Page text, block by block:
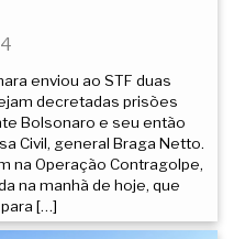
enviou ao STF duas
decretadas prisões
Bolsonaro e seu então
Civil, general Braga Netto.
na Operação Contragolpe,
na manhã de hoje, que
[…]